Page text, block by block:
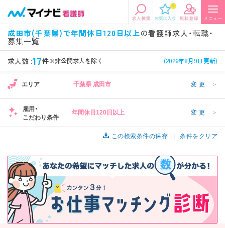
0
成田市(千葉県)で年間休日120日以上の看護師求人・転職・
募集一覧
求人数 :17件※非公開求人を除く (2026年8月9日更新)
エリアから探す
エリアから探す
関東
東海 関西
九州・沖縄
希望の求人条件を選択
資格
施設形態
病院、クリニック・診療所など 病棟、外来など
美容外科、
循環器内科など
未経験歓迎、
土日祝休みなど
年収
年収500万円以上など 正社員、契約社員など
エリア 千葉県 成田市 変更 ＞
雇用・
こだわり条件
年間休日120日以上 変更 ＞
この検索条件の保存 条件をクリア